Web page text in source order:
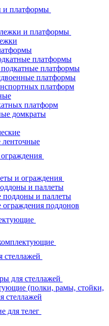
и платформы
и платформы
платформы
платформы
платформы
платформ
платформ
домкраты
ленточные
и ограждения
и паллеты
поддоны и паллеты
ограждения поддонов
стеллажей
для стеллажей
(полки, рамы, стойки,
стеллажей
для телег